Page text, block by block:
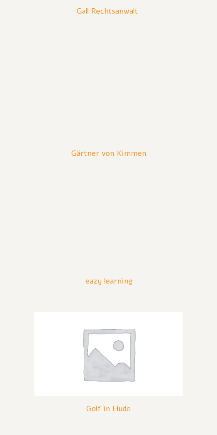
Gall Rechtsanwalt
Gärtner von Kimmen
eazy learning
Golf in Hude